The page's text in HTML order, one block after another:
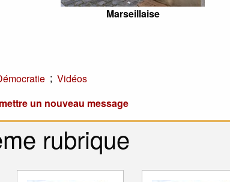
Marseillaise
; Vidéos
un nouveau message
rubrique